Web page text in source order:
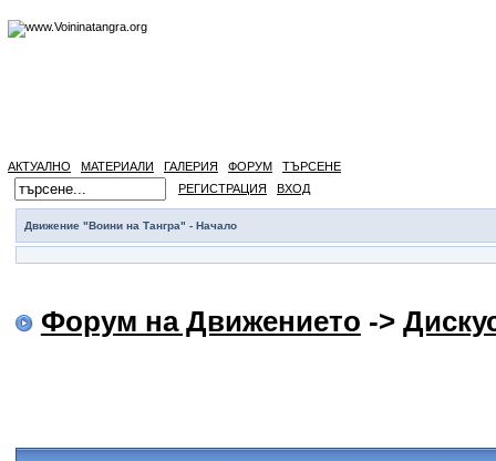
АКТУАЛНО МАТЕРИАЛИ ГАЛЕРИЯ ФОРУМ
ТЪРСЕНЕ
РЕГИСТРАЦИЯ
ВХОД
Движение "Воини на Тангра" - Начало
Форум на Движението ->